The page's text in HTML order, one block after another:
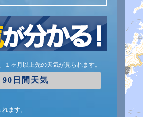
１ヶ月以上先の天気が見られます。
90日間天気
ます。